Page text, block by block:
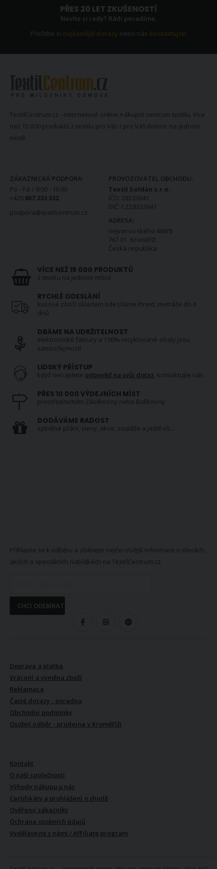
PŘES 20 LET ZKUŠENOSTÍ
Nevíte si rady? Rádi poradíme.
Přečtěte si nejčastější dotazy nebo nás kontaktujte!
TextilCentrum.cz - internetové online nákupní centrum textilu. Více
než 15 000 produktů z textilu pro Vás i pro Váš domov na jednom
místě.
ZÁKAZNICKÁ PODPORA:
Po - Pá / 8:00 - 16:00
+420 607 233 332
podpora@textilcentrum.cz
PROVOZOVATEL OBCHODU:
Textil Soldán s.r.o.
IČO: 28333641
DIČ: CZ28333641
ADRESA:
Vejvanovského 469/8
767 01 Kroměříž
Česká republika
VÍCE NEŽ 15 000 PRODUKTŮ
z textilu na jednom místě
RYCHLÉ ODESLÁNÍ
kusové zboží skladem odesíláme ihned, metráže do 4
dnů
DBÁME NA UDRŽITELNOST
elektronické faktury a 100% recyklované obaly jsou
samozřejmostí
LIDSKÝ PŘÍSTUP
když nenajdete odpověď na svůj dotaz, kontaktujte nás
PŘES 10 000 VÝDEJNÍCH MÍST
prostřednictvím Zásilkovny nebo Balíkovny
DODÁVÁME RADOST
splněná přání, slevy, akce, soutěže a ještě víc...
Přihlaste se k odběru a získtejte nejčerstvější informace o slevách,
akcích a speciálních nabídkách na TextilCentrum.cz.
CHCI ODEBÍRAT
Doprava a platba
Vrácení a výměna zboží
Reklamace
Časté dotazy - poradna
Obchodní podmínky
Osobní odběr - prodejna v Kroměříži
Kontakt
O naší společnosti
Výhody nákupu u nás
Certifikáty a prohlášení o shodě
Ověřeno zákazníky
Ochrana osobních údajů
Vydělávejte s námi / Affiliate program